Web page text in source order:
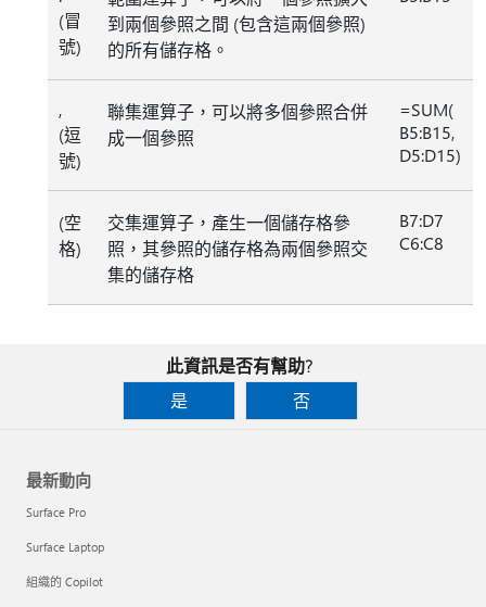
(冒
號)
到兩個參照之間 (包含這兩個參照)
的所有儲存格。
,
(逗
號)
聯集運算子，可以將多個參照合併
成一個參照
=SUM(
B5:B15,
D5:D15)
(空
格)
交集運算子，產生一個儲存格參
照，其參照的儲存格為兩個參照交
集的儲存格
B7:D7
C6:C8
此資訊是否有幫助?
是
否
最新動向
Surface Pro
Surface Laptop
組織的 Copilot